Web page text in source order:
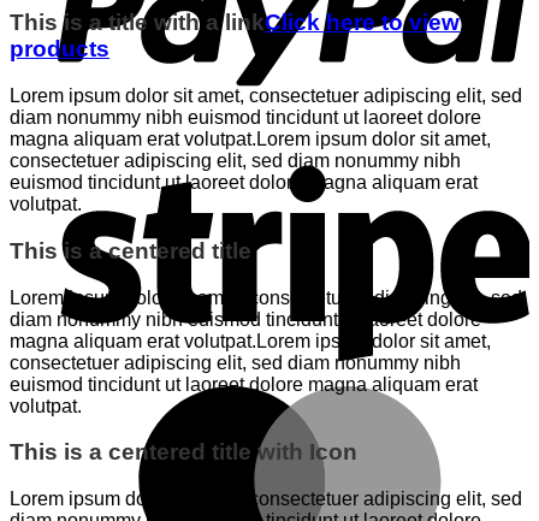
This is a title with a linkClick here to view
products
Lorem ipsum dolor sit amet, consectetuer adipiscing elit, sed
diam nonummy nibh euismod tincidunt ut laoreet dolore
magna aliquam erat volutpat.Lorem ipsum dolor sit amet,
consectetuer adipiscing elit, sed diam nonummy nibh
euismod tincidunt ut laoreet dolore magna aliquam erat
volutpat.
This is a centered title
Lorem ipsum dolor sit amet, consectetuer adipiscing elit, sed
diam nonummy nibh euismod tincidunt ut laoreet dolore
magna aliquam erat volutpat.Lorem ipsum dolor sit amet,
consectetuer adipiscing elit, sed diam nonummy nibh
euismod tincidunt ut laoreet dolore magna aliquam erat
volutpat.
This is a centered title with Icon
Lorem ipsum dolor sit amet, consectetuer adipiscing elit, sed